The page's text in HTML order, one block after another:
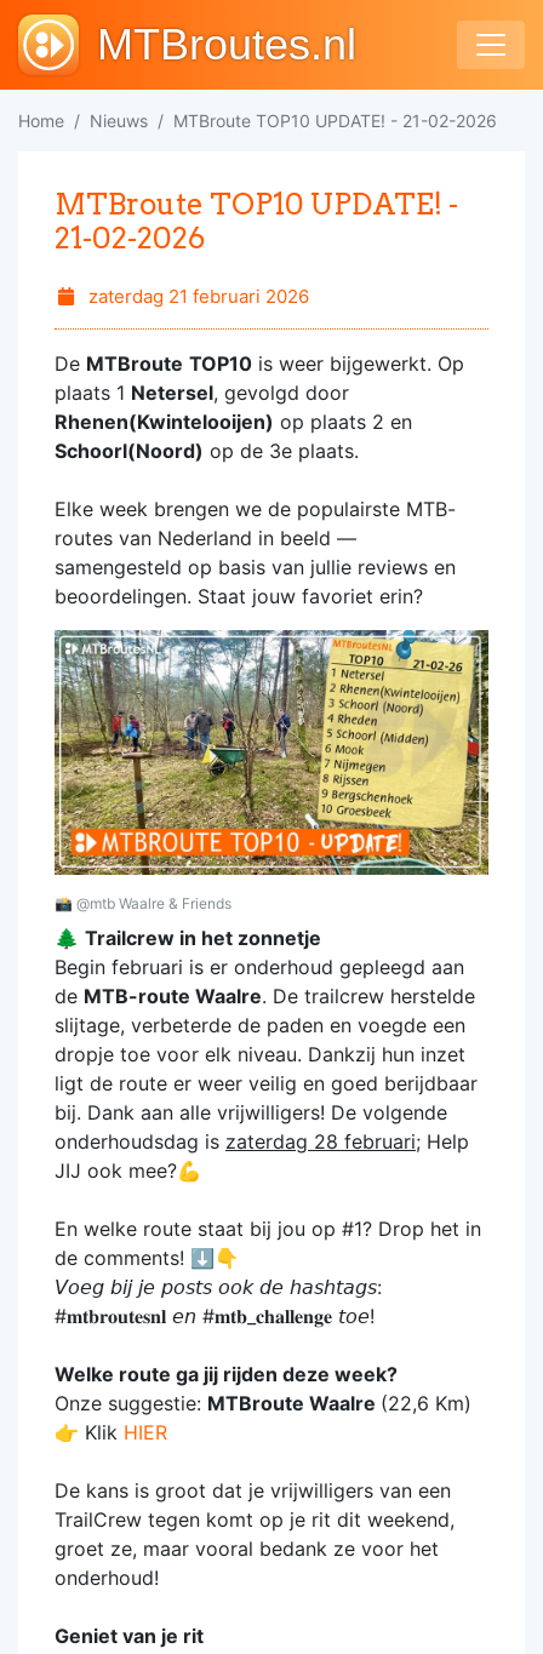
MTBroutes.nl
Home Nieuws MTBroute TOP10 UPDATE! - 21-02-2026
MTBroute TOP10 UPDATE! -
21-02-2026
zaterdag 21 februari 2026
De MTBroute TOP10 is weer bijgewerkt. Op
plaats 1 Netersel, gevolgd door
Rhenen(Kwintelooijen) op plaats 2 en
Schoorl(Noord) op de 3e plaats.
Elke week brengen we de populairste MTB-
routes van Nederland in beeld —
samengesteld op basis van jullie reviews en
beoordelingen. Staat jouw favoriet erin?
📸 @mtb Waalre & Friends
🌲 Trailcrew in het zonnetje
Begin februari is er onderhoud gepleegd aan
de MTB-route Waalre. De trailcrew herstelde
slijtage, verbeterde de paden en voegde een
dropje toe voor elk niveau. Dankzij hun inzet
ligt de route er weer veilig en goed berijdbaar
bij. Dank aan alle vrijwilligers! De volgende
onderhoudsdag is zaterdag 28 februari; Help
JIJ ook mee?💪
En welke route staat bij jou op #1? Drop het in
de comments! ⬇️👇
𝘝𝘰𝘦𝘨 𝘣𝘪𝘫 𝘫𝘦 𝘱𝘰𝘴𝘵𝘴 𝘰𝘰𝘬 𝘥𝘦 𝘩𝘢𝘴𝘩𝘵𝘢𝘨𝘴:
#𝐦𝐭𝐛𝐫𝐨𝐮𝐭𝐞𝐬𝐧𝐥 𝘦𝘯 #𝐦𝐭𝐛_𝐜𝐡𝐚𝐥𝐥𝐞𝐧𝐠𝐞 𝘵𝘰𝘦!
Welke route ga jij rijden deze week?
Onze suggestie: MTBroute Waalre (22,6 Km)
👉 Klik HIER
De kans is groot dat je vrijwilligers van een
TrailCrew tegen komt op je rit dit weekend,
groet ze, maar vooral bedank ze voor het
onderhoud!
Geniet van je rit